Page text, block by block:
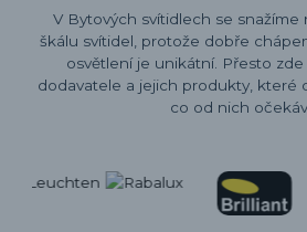
V Bytových svítidlech se snažíme
škálu svítidel, protože dobře
osvětlení je unikátní. Přesto
dodavatele a jejich produkty, které
co od nich